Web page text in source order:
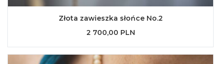
Złota zawieszka słońce No.2
2 700,00 PLN